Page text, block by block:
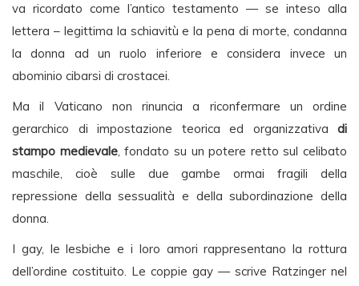
va ricordato come l’antico testamento — se inteso alla
lettera – legittima la schiavitù e la pena di morte, condanna
la donna ad un ruolo inferiore e considera invece un
abominio cibarsi di crostacei.
Ma il Vaticano non rinuncia a riconfermare un ordine
gerarchico di impostazione teorica ed organizzativa di
stampo medievale, fondato su un potere retto sul celibato
maschile, cioè sulle due gambe ormai fragili della
repressione della sessualità e della subordinazione della
donna.
I gay, le lesbiche e i loro amori rappresentano la rottura
dell’ordine costituito. Le coppie gay — scrive Ratzinger nel